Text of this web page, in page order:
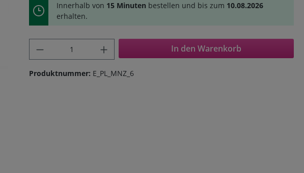
Innerhalb von 15 Minuten bestellen und bis zum 10.08.2026
erhalten.
Produkt Anzahl: Gib den gewünschten Wert
In den Warenkorb
Produktnummer: E_PL_MNZ_6